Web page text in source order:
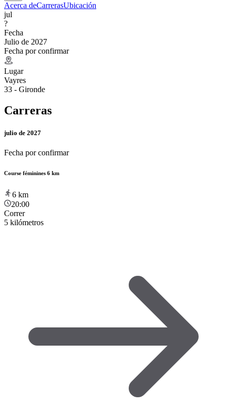
Acerca deCarrerasUbicación
jul
?
Fecha
Julio de 2027
Fecha por confirmar
Lugar
Vayres
33 - Gironde
Carreras
julio de 2027
Fecha por confirmar
Course féminines 6 km
6 km
20:00
Correr
5 kilómetros